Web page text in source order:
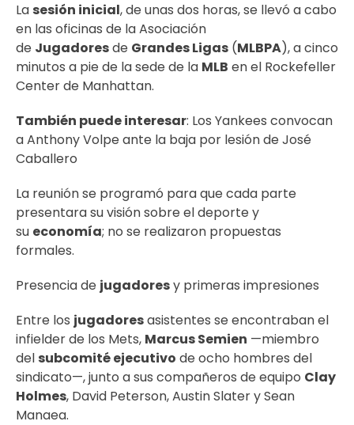
La sesión inicial, de unas dos horas, se llevó a cabo
en las oficinas de la Asociación
de Jugadoresde Grandes Ligas (MLBPA), a cinco
minutos a pie de la sede de la MLB en el Rockefeller
Center de Manhattan.
También puede interesar: Los Yankees convocan
a Anthony Volpe ante la baja por lesión de José
Caballero
La reunión se programó para que cada parte
presentara su visión sobre el deporte y
su economía; no se realizaron propuestas
formales.
Presencia de jugadoresy primeras impresiones
Entre los jugadoresasistentes se encontraban el
infielder de los Mets, Marcus Semien —miembro
del subcomité ejecutivo de ocho hombres del
sindicato—, junto a sus compañeros de equipo Clay
Holmes, David Peterson, Austin Slater y Sean
Manaea.